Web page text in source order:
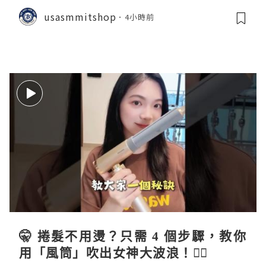
usasmmitshop 4小時前
🤫 捲髮不用燙？只需 4 個步驟，教你
用「風筒」吹出女神大波浪！💇‍♀️